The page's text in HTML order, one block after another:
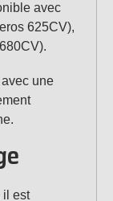
avec
625CV),
une
il est